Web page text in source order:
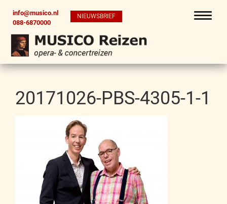
info@musico.nl
088-6870000
NIEUWSBRIEF
20171026-PBS-4305-1-1